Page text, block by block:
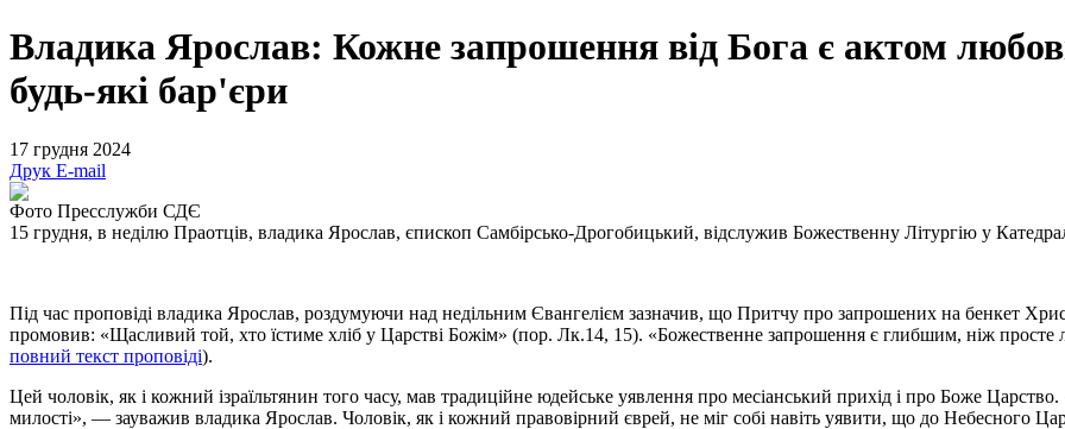
Владика Ярослав: Кожне запрошення від Бога є актом
будь-які бар'єри
17 грудня 2024
Друк E-mail
Фото Пресслужби СДЄ
15 грудня, в неділю Праотців, владика Ярослав, єпископ Самбірсько-Дрогобицький, відслужив Божественну Літургію у
Під час проповіді владика Ярослав, роздумуючи над недільним Євангелієм зазначив, що Притчу про запрошених на бенкет
промовив: «Щасливий той, хто їстиме хліб у Царстві Божім» (пор. Лк.14, 15). «Божественне запрошення є глибшим, ніж
повний текст проповіді).
Цей чоловік, як і кожний ізраїльтянин того часу, мав традиційне юдейське уявлення про месіанський прихід і про Боже
милості», — зауважив владика Ярослав. Чоловік, як і кожний правовірний єврей, не міг собі навіть уявити, що до Небесного